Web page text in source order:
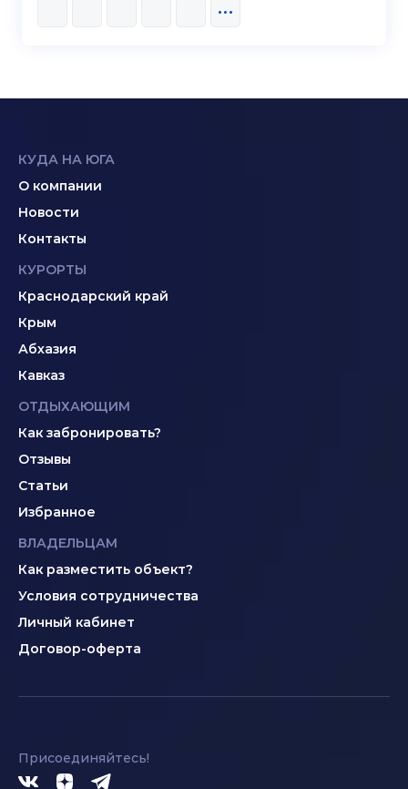
КУДА НА ЮГА
О компании
Новости
Контакты
КУРОРТЫ
Краснодарский край
Крым
Абхазия
Кавказ
ОТДЫХАЮЩИМ
Как забронировать?
Отзывы
Статьи
Избранное
ВЛАДЕЛЬЦАМ
Как разместить объект?
Условия сотрудничества
Личный кабинет
Договор-оферта
Присоединяйтесь!